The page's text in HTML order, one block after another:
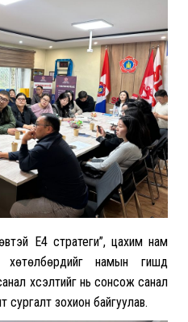
Е4 стратеги”, цахим нам
намын гишүүд
хүсэлтийг нь сонсож санал
сургалт зохион байгуулав.